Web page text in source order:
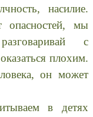
насилие.
опасностей, мы
с
плохим.
он может
в детях